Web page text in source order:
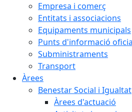
Empresa i comerç
Entitats i associacions
Equipaments municipals
Punts d'informació
Subministraments
Transport
Àrees
Benestar Social i Igualtat
Àrees d'actuació